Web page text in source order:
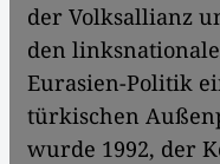
der Volksallianz
den
Eurasien-Politik
türkischen
wurde 1992, der